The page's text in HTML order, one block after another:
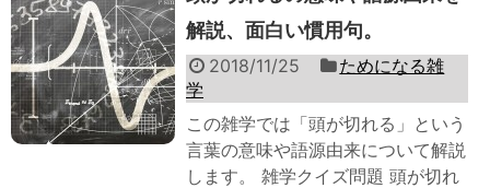
解説、面白い慣用句。
2018/11/25
ためになる雑
学
この雑学では「頭が切れる」という
言葉の意味や語源由来について解説
します。 雑学クイズ問題 頭が切れ